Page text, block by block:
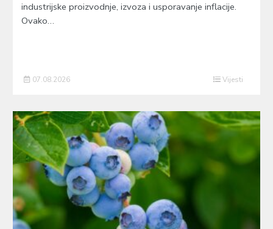
industrijske proizvodnje, izvoza i usporavanje inflacije.
Ovako…
07.08.2026 Vijesti